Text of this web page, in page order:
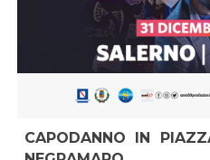
CAPODANNO IN